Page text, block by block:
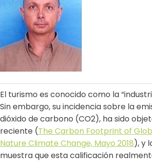
El turismo es conocido como la
Sin embargo, su incidencia sobre la
dióxido de carbono (CO2), ha sido
reciente (The Carbon Footprint of
Nature Climate Change, Mayo 2018), y
muestra que esta calificación